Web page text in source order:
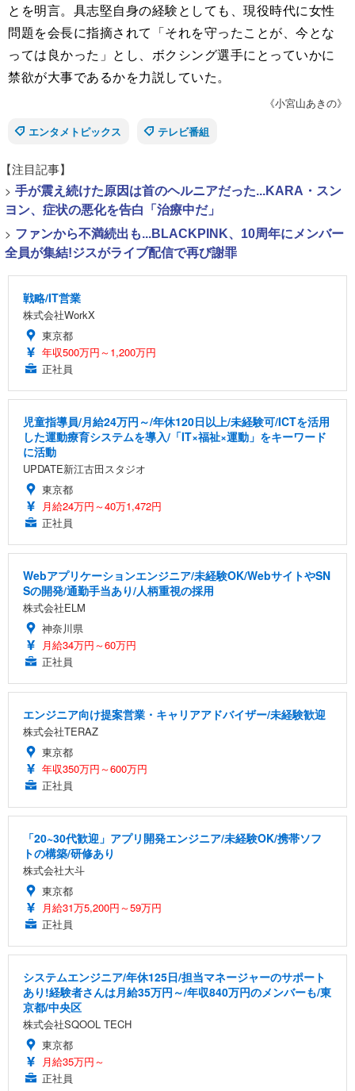
とを明言。具志堅自身の経験としても、現役時代に女性
問題を会長に指摘されて「それを守ったことが、今とな
っては良かった」とし、ボクシング選手にとっていかに
禁欲が大事であるかを力説していた。
《小宮山あきの》
エンタメトピックス
テレビ番組
【注目記事】
> 手が震え続けた原因は首のヘルニアだった...KARA・スン
ヨン、症状の悪化を告白「治療中だ」
> ファンから不満続出も...BLACKPINK、10周年にメンバー
全員が集結!ジスがライブ配信で再び謝罪
戦略/IT営業
株式会社WorkX
東京都
年収500万円～1,200万円
正社員
児童指導員/月給24万円～/年休120日以上/未経験可/ICTを活用
した運動療育システムを導入/「IT×福祉×運動」をキーワード
に活動
UPDATE新江古田スタジオ
東京都
月給24万円～40万1,472円
正社員
Webアプリケーションエンジニア/未経験OK/WebサイトやSN
Sの開発/通勤手当あり/人柄重視の採用
株式会社ELM
神奈川県
月給34万円～60万円
正社員
エンジニア向け提案営業・キャリアアドバイザー/未経験歓迎
株式会社TERAZ
東京都
年収350万円～600万円
正社員
「20~30代歓迎」アプリ開発エンジニア/未経験OK/携帯ソフ
トの構築/研修あり
株式会社大斗
東京都
月給31万5,200円～59万円
正社員
システムエンジニア/年休125日/担当マネージャーのサポート
あり!経験者さんは月給35万円～/年収840万円のメンバーも/東
京都/中央区
株式会社SQOOL TECH
東京都
月給35万円～
正社員